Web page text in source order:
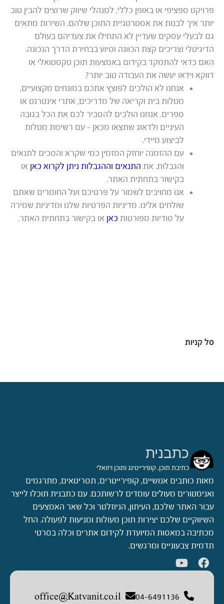
פרויקט ספציפי או באופן כללי, למנהלי שיווק שרוצים להבין טוב
יותר איך לבנות את אסטרטגיית התוכן שלהם. השירות מתאים
גם לבעלי עסקים שעדיין לא התחילו את צעדיהם בעולם
הדיגיטלי וצריכים קצת הכוונה וסיוע בבחירת הדרך הנכונה.
האם כדאי להתמקד בקידום באמצעות תוכן טקסטואלי או
דווקא וידאו יעשה את העבודה טוב יותר?
אנחנו לא הולכים לפוצץ אתכם במונחים מקצועיים,
מטלות בית וקריאה של מדריכים, אתרי אינטרנט או
ספרים. אנחנו הולכים להסביר לכם את הכל בגובה
העיניים ולדאוג שתצאו מכאן – עם רשימת מטלות
לביצוע מיידי.
עם ההזמנה יוחזק המזמין כמי שקרא והסכים לתנאים
והגבלות. את התנאים וההגבלות ניתן לקרוא כאן או
בקישור בתחתית האתר.
אנו מחויבים לשמור על פרטיכם ועל החומרים שאתם
שולחים אלינו. מדיניות הפרטיות שלנו ומדיניות שמירה
על סודיות מפורטות כאן או בקישור בתחתית האתר.
סל קניות
כתבנית
כתיבת תוכן, קופירייטינג ותוכן ויזואלי
מאות כותבים אנושיים, קופירייטרים, תסריטאים, מתרגמים
ואנימטורים מעולים עומדים לרשותכם. עם כתבנית תוכלו לייצר
עבור האתר שלכם, העיתון, הניוזלטר וכל שאר האמצעים
השיווקיים שלכם יצירות תוכן מעולות ומניעות לפעולה. החל
מכתיבה במאסות המיועדת לקידום אתרים וכלה בסרטי
תדמית צבעוניים ומרגשים.
04-6491136
office@Katvanit.co.il